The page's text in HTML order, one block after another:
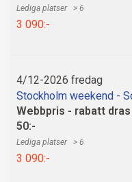
> 6
3 090:-
4/12-2026 fredag
Stockholm weekend -
Webbpris - rabatt
50:-
> 6
3 090:-